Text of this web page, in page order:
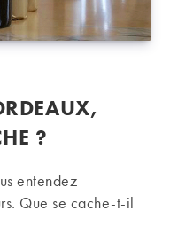
?
entendez
Que se cache-t-il